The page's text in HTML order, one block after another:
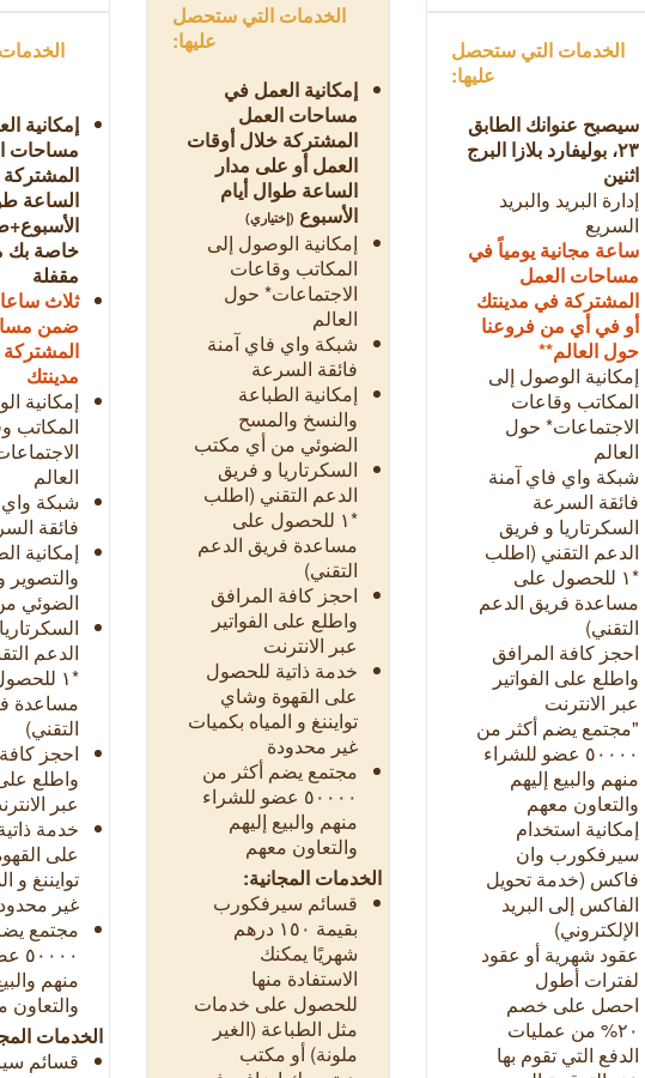
الخدمات التي ستحصل
عليها:
سيصبح عنوانك الطابق
٢٣، بوليفارد بلازا البرج
اثنين
إدارة البريد والبريد
السريع
ساعة مجانية يومياً في
مساحات العمل
المشتركة في مدينتك
أو في أي من فروعنا
حول العالم**
إمكانية الوصول إلى
المكاتب وقاعات
الاجتماعات* حول
العالم
شبكة واي فاي آمنة
فائقة السرعة
السكرتاريا و فريق
الدعم التقني (اطلب
*١ للحصول على
مساعدة فريق الدعم
التقني)
احجز كافة المرافق
واطلع على الفواتير
عبر الانترنت
"مجتمع يضم أكثر من
٥٠٠٠٠ عضو للشراء
منهم والبيع إليهم
والتعاون معهم
إمكانية استخدام
سيرفكورب وان
فاكس (خدمة تحويل
الفاكس إلى البريد
الإلكتروني)
عقود شهرية أو عقود
لفترات أطول
احصل على خصم
٢٠% من عمليات
الدفع التي تقوم بها
الخدمات التي ستحصل
عليها:
إمكانية العمل في
مساحات العمل
المشتركة خلال أوقات
العمل أو على مدار
الساعة طوال أيام
الأسبوع (إختياري)
إمكانية الوصول إلى
المكاتب وقاعات
الاجتماعات* حول
العالم
شبكة واي فاي آمنة
فائقة السرعة
إمكانية الطباعة
والنسخ والمسح
الضوئي من أي مكتب
السكرتاريا و فريق
الدعم التقني (اطلب
*١ للحصول على
مساعدة فريق الدعم
التقني)
احجز كافة المرافق
واطلع على الفواتير
عبر الانترنت
خدمة ذاتية للحصول
على القهوة وشاي
توايننغ و المياه بكميات
غير محدودة
مجتمع يضم أكثر من
٥٠٠٠٠ عضو للشراء
منهم والبيع إليهم
والتعاون معهم
الخدمات المجانية:
قسائم سيرفكورب
بقيمة ۱٥۰ درهم
شهريًا يمكنك
الاستفادة منها
للحصول على خدمات
مثل الطباعة (الغير
ملونة) أو مكتب
إمكانية
مساحات
الساعة
خاصة بك
مقفلة
ثلاث
ضمن
مدينتك
إمكانية
المكاتب
العالم
شبكة
فائقة
إمكانية
والتصوير
الضوئي
الدعم
*١
مساعدة
التقني)
احجز
واطلع على
عبر
خدمة
على
توايننغ و
غير
مجتمع
منهم
والتعاون
الخدمات
قسائم